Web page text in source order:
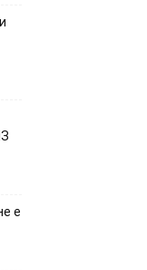
е